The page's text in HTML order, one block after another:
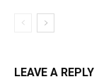
LEAVE A REPLY